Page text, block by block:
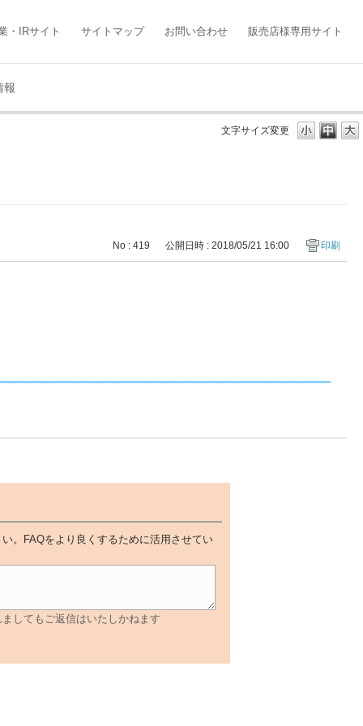
・IRサイト サイトマップ お問い合わせ 販売店様専用サイト
報
文字サイズ変更
No : 419 公開日時 : 2018/05/21 16:00 印刷
。FAQをより良くするために活用させてい
してもご返信はいたしかねます